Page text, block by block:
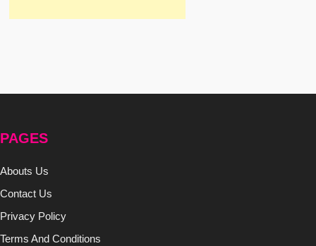
PAGES
Abouts Us
Contact Us
Privacy Policy
Terms And Conditions